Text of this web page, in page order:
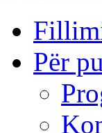
Për